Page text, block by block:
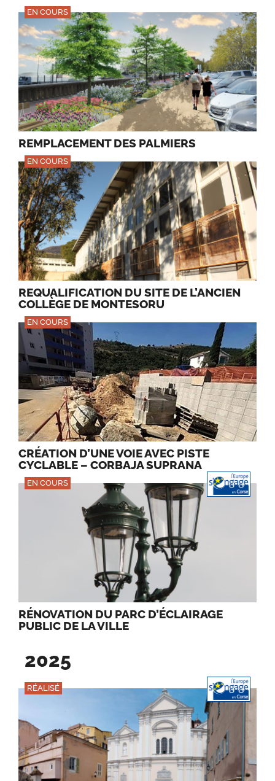
EN COURS
REMPLACEMENT DES PALMIERS
EN COURS
REQUALIFICATION DU SITE DE L’ANCIEN
COLLÈGE DE MONTESORU
EN COURS
CRÉATION D’UNE VOIE AVEC PISTE
CYCLABLE – CORBAJA SUPRANA
EN COURS
RÉNOVATION DU PARC D’ÉCLAIRAGE
PUBLIC DE LA VILLE
2025
RÉALISÉ